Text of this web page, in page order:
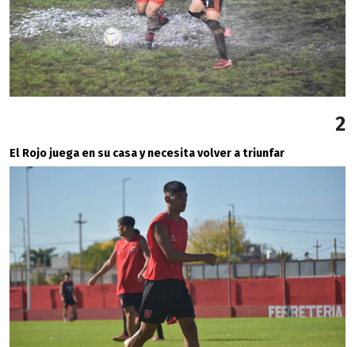
2
El Rojo juega en su casa y necesita volver a triunfar